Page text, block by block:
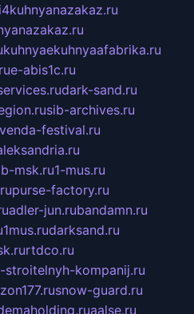
kuhnyaekuhnyaafabrika.ru
e-abis1c.ru
dark-sand.ru
sib-archives.ru
venda-festival.ru
msk.ru1-mus.ru
purse-factory.ru
adler-jun.rubandamn.ru
1mus.rudarksand.ru
rtdco.ru
kompanij.ru
snow-guard.ru
aalse.ru